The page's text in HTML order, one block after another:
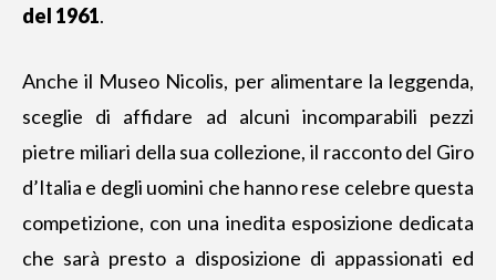
del 1961.
Anche il Museo Nicolis, per alimentare la leggenda,
sceglie di affidare ad alcuni incomparabili pezzi
pietre miliari della sua collezione, il racconto del Giro
d’Italia e degli uomini che hanno rese celebre questa
competizione, con una inedita esposizione dedicata
che sarà presto a disposizione di appassionati ed